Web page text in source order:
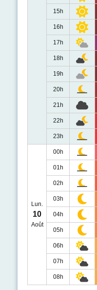
15h
16h
17h
18h
19h
20h
21h
22h
23h
Lun.
10
Août
00h
01h
02h
03h
04h
05h
06h
07h
08h